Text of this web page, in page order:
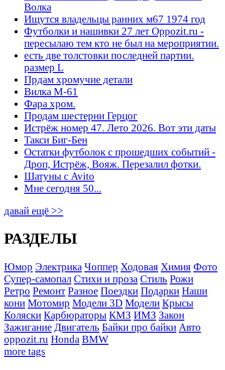
Волка
Ищутся владельцы ранних м67 1974 год
Футболки и нашивки 27 лет Oppozit.ru -
пересылаю тем кто не был на мероприятии.
есть две толстовки последней партии.
размер L
Прдам хромучие детали
Вилка М-61
Фара хром.
Продам шестерни Герцог
Истрёж номер 47. Лето 2026. Вот эти даты
Такси Биг-Бен
Остатки футболок с прошедших событий -
Дроп, Истрёж, Вояж. Перезалил фотки.
Шатуны с Avito
Мне сегодня 50...
давай ещё >>
РАЗДЕЛЫ
Юмор Электрика Чоппер Ходовая Химия Фото
Супер-самопал Стихи и проза Стиль Рожи
Ретро Ремонт Разное Поездки Подарки Наши
кони Мотомир Модели 3D Модели Крысы
Коляски Карбюраторы КМЗ ИМЗ Закон
Зажигание Двигатель Байки про байки Авто
oppozit.ru Honda BMW
more tags